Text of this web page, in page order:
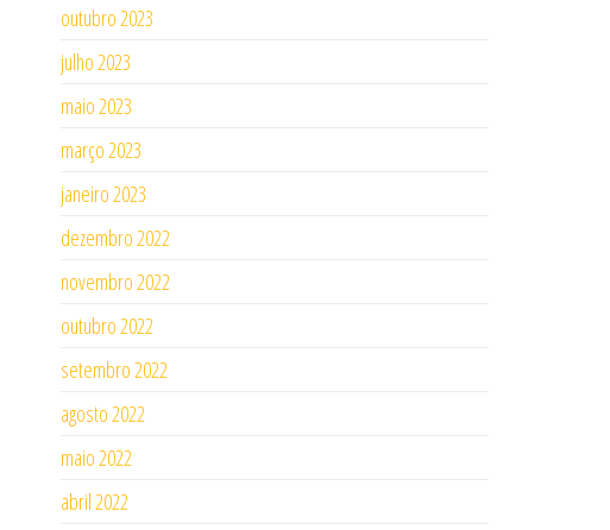
outubro 2023
julho 2023
maio 2023
março 2023
janeiro 2023
dezembro 2022
novembro 2022
outubro 2022
setembro 2022
agosto 2022
maio 2022
abril 2022